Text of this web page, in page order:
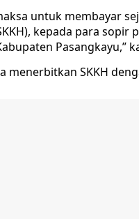
untuk membayar
kepada para
Pasangkayu,”
menerbitkan SKKH